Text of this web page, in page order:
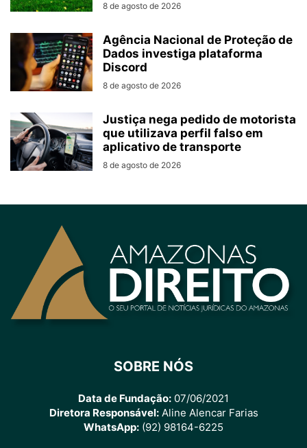
8 de agosto de 2026
Agência Nacional de Proteção de
Dados investiga plataforma
Discord
8 de agosto de 2026
Justiça nega pedido de motorista
que utilizava perfil falso em
aplicativo de transporte
8 de agosto de 2026
SOBRE NÓS
Data de Fundação: 07/06/2021
Diretora Responsável:Aline Alencar Farias
WhatsApp: (92) 98164-6225